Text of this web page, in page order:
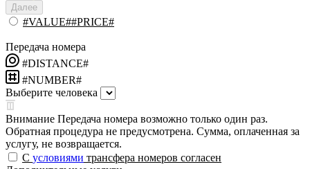
Далее
#VALUE##PRICE#
Передача номера
#DISTANCE#
#NUMBER#
Выберите человека
Внимание Передача номера возможно только один раз.
Обратная процедура не предусмотрена. Сумма, оплаченная за
услугу, не возвращается.
С условиями трансфера номеров согласен